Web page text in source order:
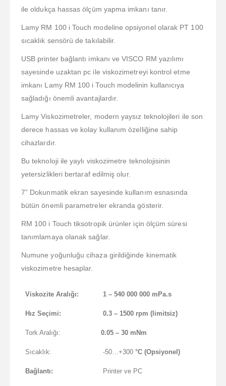
ile oldukça hassas ölçüm yapma imkanı tanır.
Lamy RM 100 i Touch modeline opsiyonel olarak PT 100
sıcaklık sensörü de takılabilir.
USB printer bağlantı imkanı ve VISCO RM yazılımı
sayesinde uzaktan pc ile viskozimetreyi kontrol etme
imkanı Lamy RM 100 i Touch modelinin kullanıcıya
sağladığı önemli avantajlardır.
Lamy Viskozimetreler, modern yaysız teknolojileri ile son
derece hassas ve kolay kullanım özelliğine sahip
cihazlardır.
Bu teknoloji ile yaylı viskozimetre teknolojisinin
yetersizlikleri bertaraf edilmiş olur.
7” Dokunmatik ekran sayesinde kullanım esnasında
bütün önemli parametreler ekranda gösterir.
RM 100 i Touch tiksotropik ürünler için ölçüm süresi
tanımlamaya olanak sağlar.
Numune yoğunluğu cihaza girildiğinde kinematik
viskozimetre hesaplar.
Viskozite Aralığı: 1 – 540 000 000 mPa.s
Hız Seçimi: 0.3 – 1500 rpm (limitsiz)
Tork Aralığı: 0.05 – 30 mNm
Sıcaklık: -50…+300 °C (Opsiyonel)
Bağlantı: Printer ve PC